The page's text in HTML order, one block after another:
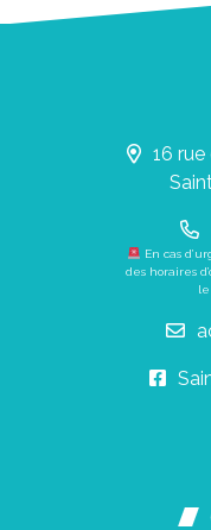
16
En cas
des horaires